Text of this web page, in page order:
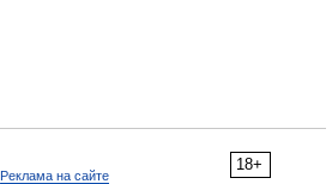
18+
Реклама на сайте